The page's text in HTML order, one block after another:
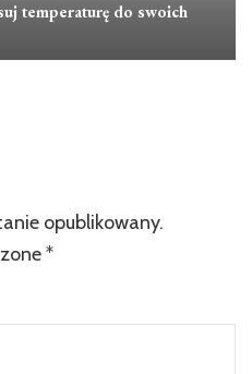
temperaturę do swoich
opublikowany.
*